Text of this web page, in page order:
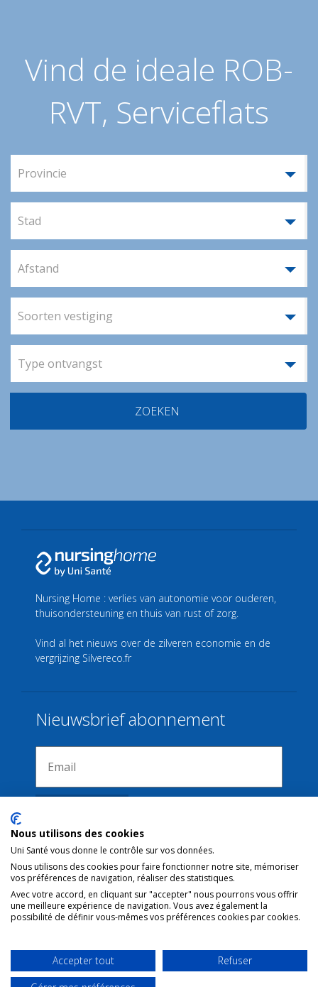
Vind de ideale ROB-
RVT, Serviceflats
Provincie
Stad
Afstand
Soorten vestiging
Type ontvangst
ZOEKEN
Nursing Home : verlies van autonomie voor ouderen,
thuisondersteuning en thuis van rust of zorg.
Vind al het nieuws over de zilveren economie en de
vergrijzing Silvereco.fr
Nieuwsbrief abonnement
Verbindingen
Juridische kennisgeving
Gebruiksvoorwaarden
Nous utilisons des cookies
Uni Santé vous donne le contrôle sur vos données.
Nous utilisons des cookies pour faire fonctionner notre site, mémoriser
vos préférences de navigation, réaliser des statistiques.
Avec votre accord, en cliquant sur "accepter" nous pourrons vous offrir
une meilleure expérience de navigation. Vous avez également la
possibilité de définir vous-mêmes vos préférences cookies par cookies.
Accepter tout
Refuser